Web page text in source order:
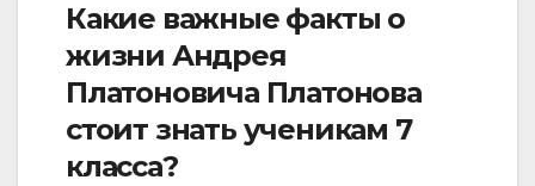
Какие важные факты о
жизни Андрея
Платоновича Платонова
стоит знать ученикам 7
класса?